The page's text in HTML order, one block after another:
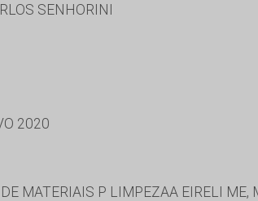
SENHORINI
2020
MATERIAIS P LIMPEZAA EIRELI ME,